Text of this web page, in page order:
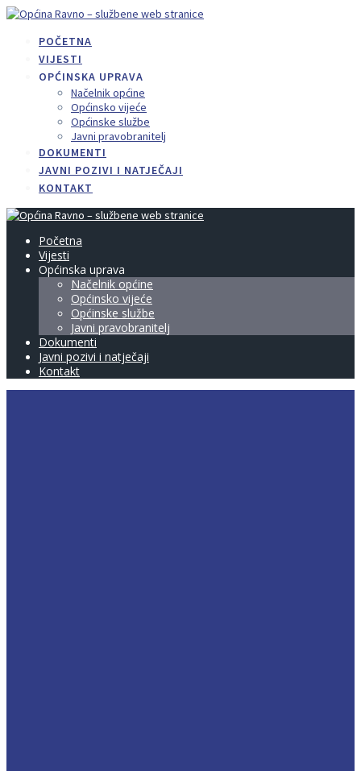
Skip
contentPOČETNA
VIJESTI
OPĆINSKA UPRAVA
Načelnik općine
Općinsko vijeće
Općinske službe
Javni pravobranitelj
DOKUMENTI
JAVNI POZIVI I NATJEČAJI
KONTAKT
Početna
Vijesti
Općinska uprava
Načelnik općine
Općinsko vijeće
Općinske službe
Javni pravobranitelj
Dokumenti
Javni pozivi i natječaji
Kontakt